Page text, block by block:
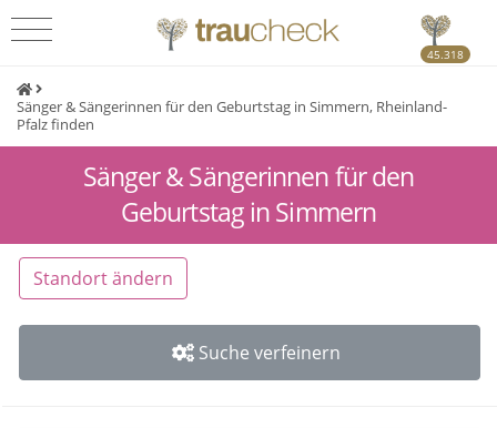
45.318
Sänger & Sängerinnen für den Geburtstag in Simmern, Rheinland-
Pfalz finden
Sänger & Sängerinnen für den
Geburtstag in Simmern
Standort ändern
Suche verfeinern